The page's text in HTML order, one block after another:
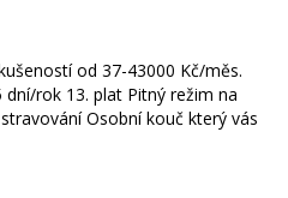
od 37-43000 Kč/měs.
rok 13. plat Pitný režim na
Osobní kouč který vás